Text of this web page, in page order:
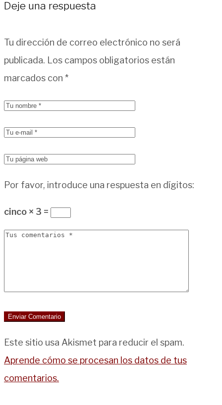
Deje una respuesta
Tu dirección de correo electrónico no será
publicada. Los campos obligatorios están
marcados con *
Por favor, introduce una respuesta en dígitos:
cinco × 3 =
Este sitio usa Akismet para reducir el spam.
Aprende cómo se procesan los datos de tus
comentarios.